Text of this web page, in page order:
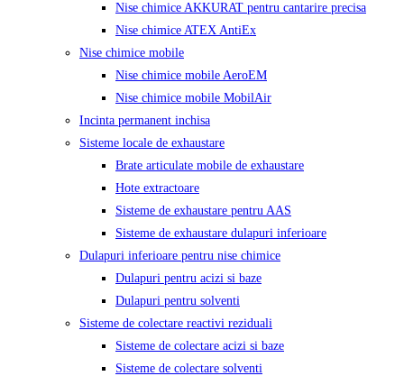
Nise chimice AKKURAT pentru cantarire precisa
Nise chimice ATEX AntiEx
Nise chimice mobile
Nise chimice mobile AeroEM
Nise chimice mobile MobilAir
Incinta permanent inchisa
Sisteme locale de exhaustare
Brate articulate mobile de exhaustare
Hote extractoare
Sisteme de exhaustare pentru AAS
Sisteme de exhaustare dulapuri inferioare
Dulapuri inferioare pentru nise chimice
Dulapuri pentru acizi si baze
Dulapuri pentru solventi
Sisteme de colectare reactivi reziduali
Sisteme de colectare acizi si baze
Sisteme de colectare solventi